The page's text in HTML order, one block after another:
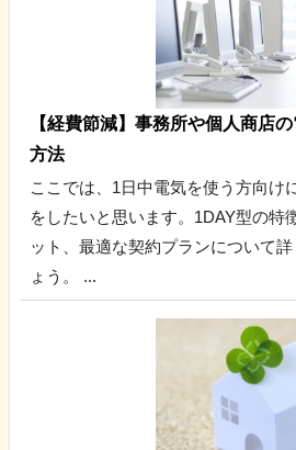
【経費節減】事務所や個人商店
方法
ここでは、1日中電気を使う方向け
をしたいと思います。1DAY型の特
ット、最適な契約プランについて
ょう。 ...